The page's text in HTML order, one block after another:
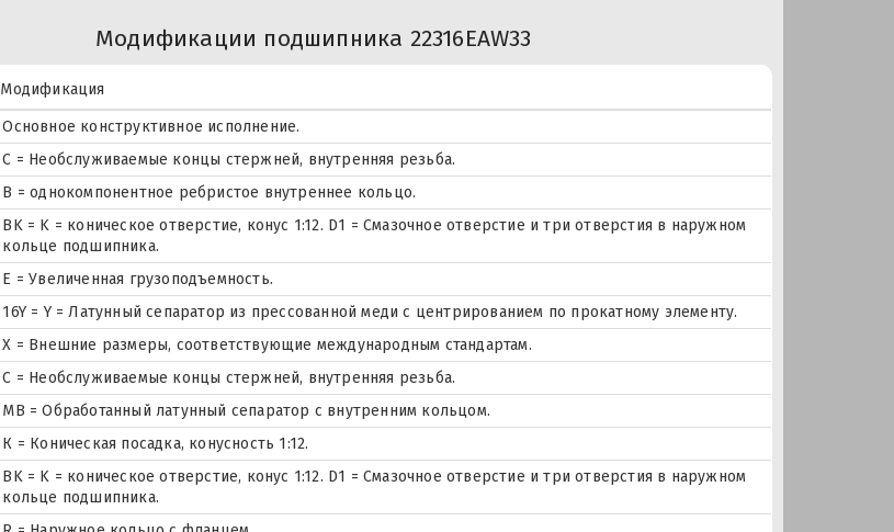
Модификации подшипника 22316EAW33
Модификация
Основное конструктивное исполнение.
С = Необслуживаемые концы стержней, внутренняя резьба.
B = однокомпонентное ребристое внутреннее кольцо.
BK = K = коническое отверстие, конус 1:12. D1 = Смазочное отверстие и три отверстия в наружном
кольце подшипника.
Е = Увеличенная грузоподъемность.
16Y = Y = Латунный сепаратор из прессованной меди с центрированием по прокатному элементу.
X = Внешние размеры, соответствующие международным стандартам.
С = Необслуживаемые концы стержней, внутренняя резьба.
MB = Обработанный латунный сепаратор с внутренним кольцом.
К = Коническая посадка, конусность 1:12.
BK = K = коническое отверстие, конус 1:12. D1 = Смазочное отверстие и три отверстия в наружном
кольце подшипника.